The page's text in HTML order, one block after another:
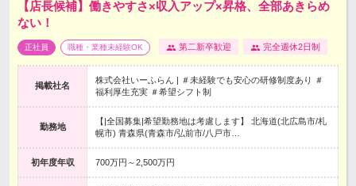
【店長候補】働きやすさ×収入アップ×昇格、全部あきらめ
ない！
正社員 職種・業種未経験OK 第二新卒歓迎 完全週休2日制
掲載社名
株式会社いーふらん | ＃未経験でも安心の研修制度あり ＃
福利厚生充実 ＃希望シフト制
勤務地
【|全国募集|希望勤務地は考慮します】 北海道(北広島市/札
幌市) 青森県(青森市/弘前市/八戸市…
初年度年収 700万円～2,500万円